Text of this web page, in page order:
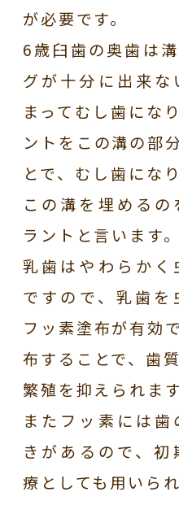
が必要です。
6歳臼歯の奥歯は
グが十分に出来
まってむし歯にな
ントをこの溝の部
とで、むし歯にな
この溝を埋める
ラントと言います。
乳歯はやわらかく
ですので、乳歯
フッ素塗布が有効
布することで、歯
繁殖を抑えられます
またフッ素には
きがあるので、
療としても用いられ